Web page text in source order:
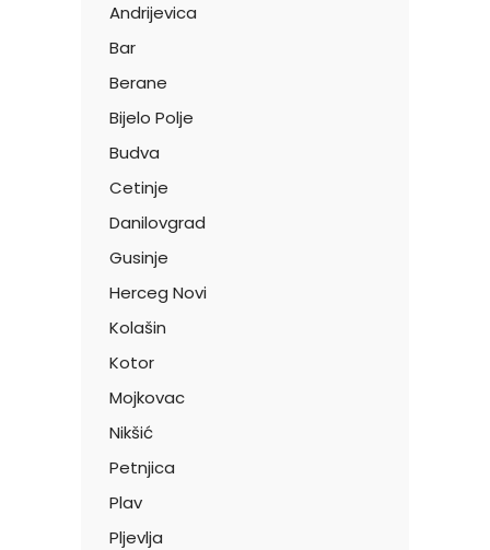
Andrijevica
Bar
Berane
Bijelo Polje
Budva
Cetinje
Danilovgrad
Gusinje
Herceg Novi
Kolašin
Kotor
Mojkovac
Nikšić
Petnjica
Plav
Pljevlja